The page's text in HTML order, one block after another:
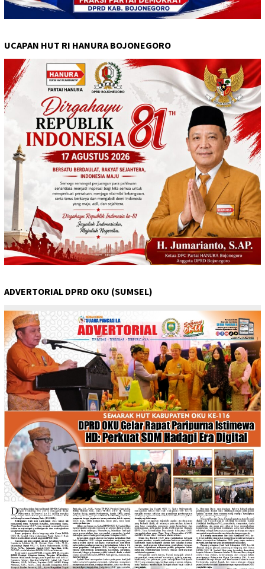
UCAPAN HUT RI HANURA BOJONEGORO
ADVERTORIAL DPRD OKU (SUMSEL)